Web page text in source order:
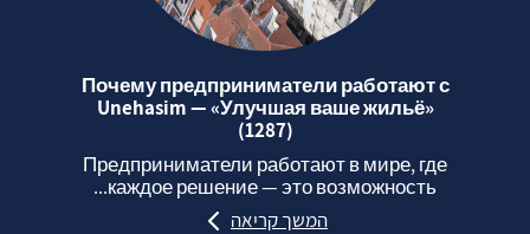
Почему предприниматели работают с
Unehasim — «Улучшая ваше жильё»
(1287)
Предприниматели работают в мире, где
каждое решение — это возможность...
המשך קריאה